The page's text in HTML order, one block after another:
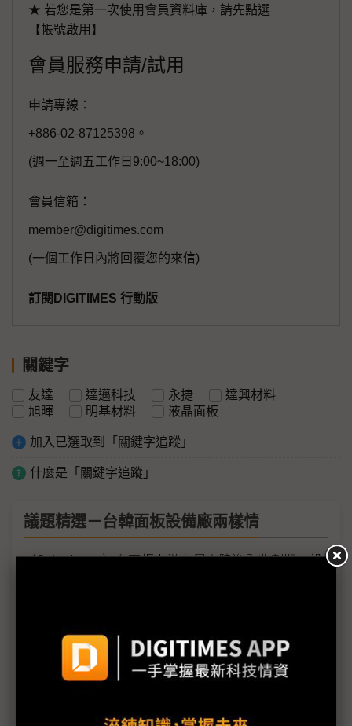
★ 若您是第一次使用會員資料庫，請先點選
【帳號啟用】
會員服務申請/試用
申請專線：
+886-02-87125398。
(週一至週五工作日9:00~18:00)
會員信箱：
member@digitimes.com
(一個工作日內將回覆您的來信)
訂閱DIGITIMES 行動版
關鍵字
友達 達邁科技 永捷
達興材料
旭暉
明基材料 液晶面板
加入已選取到「關鍵字追蹤」
什麼是「關鍵字追蹤」
議題精選－台韓面板設備廠兩樣情
（Daily Issue）台面板上游布局大陸進入收割期 設
韓半導體、面板設備暫為自由身 出口限制延後執行